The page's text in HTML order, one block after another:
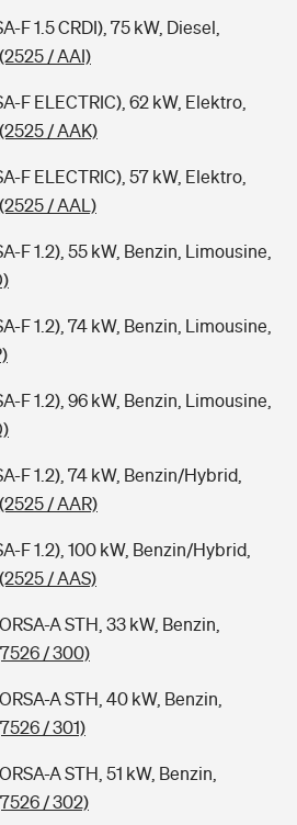
F 1.5 CRDI), 75 kW, Diesel,
(2525 / AAI)
F ELECTRIC), 62 kW, Elektro,
(2525 / AAK)
F ELECTRIC), 57 kW, Elektro,
(2525 / AAL)
F 1.2), 55 kW, Benzin, Limousine,
F 1.2), 74 kW, Benzin, Limousine,
F 1.2), 96 kW, Benzin, Limousine,
F 1.2), 74 kW, Benzin/Hybrid,
(2525 / AAR)
F 1.2), 100 kW, Benzin/Hybrid,
(2525 / AAS)
A STH, 33 kW, Benzin,
/ 300)
A STH, 40 kW, Benzin,
/ 301)
A STH, 51 kW, Benzin,
/ 302)